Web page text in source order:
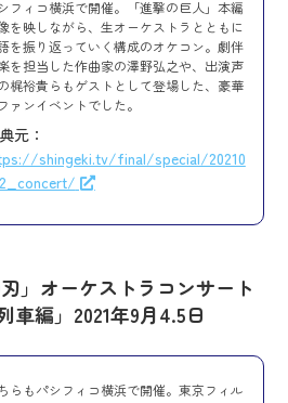
フィコ横浜で開催。「進撃の巨人」本編
を映しながら、生オーケストラとともに
を振り返っていく構成のオケコン。劇伴
を担当した作曲家の澤野弘之や、出演声
梶裕貴らもゲストとして登場した、豪華
ァンイベントでした。
元：
shingeki.tv/final/special/20210
」オーケストラコンサート
編」 2021年9月4.5日
らもパシフィコ横浜で開催。東京フィル